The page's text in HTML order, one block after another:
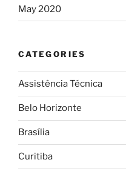
May 2020
CATEGORIES
Assistência Técnica
Belo Horizonte
Brasília
Curitiba